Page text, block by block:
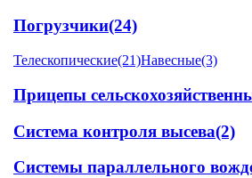
Погрузчики(24)
Телескопические(21)Навесные(3)
Прицепы
Система контроля высева(2)
Системы параллельного